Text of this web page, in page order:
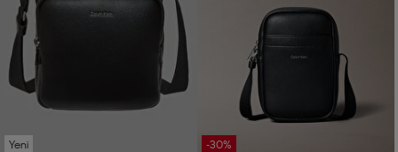
Yeni -30%